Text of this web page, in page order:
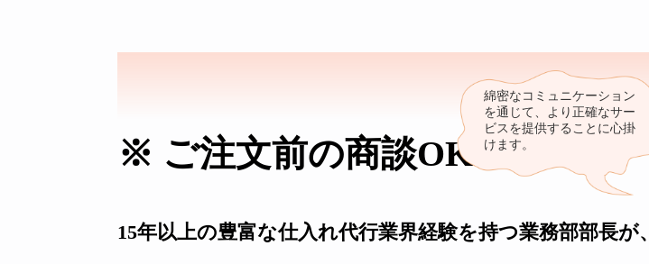
SAKURADK2
※ ご注文前の商談OK
15年以上の豊富な仕入れ代行業界経験を持つ業務部部長が、
綿密なコミュニケーション
を通じて、より正確なサー
ビスを提供することに心掛
けます。